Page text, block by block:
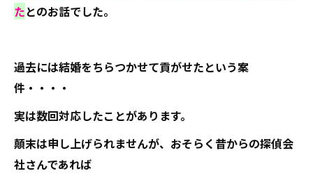
たとのお話でした。
過去には結婚をちらつかせて貢がせたという案
件・・・・
実は数回対応したことがあります。
顛末は申し上げられませんが、おそらく昔からの探偵会
社さんであれば